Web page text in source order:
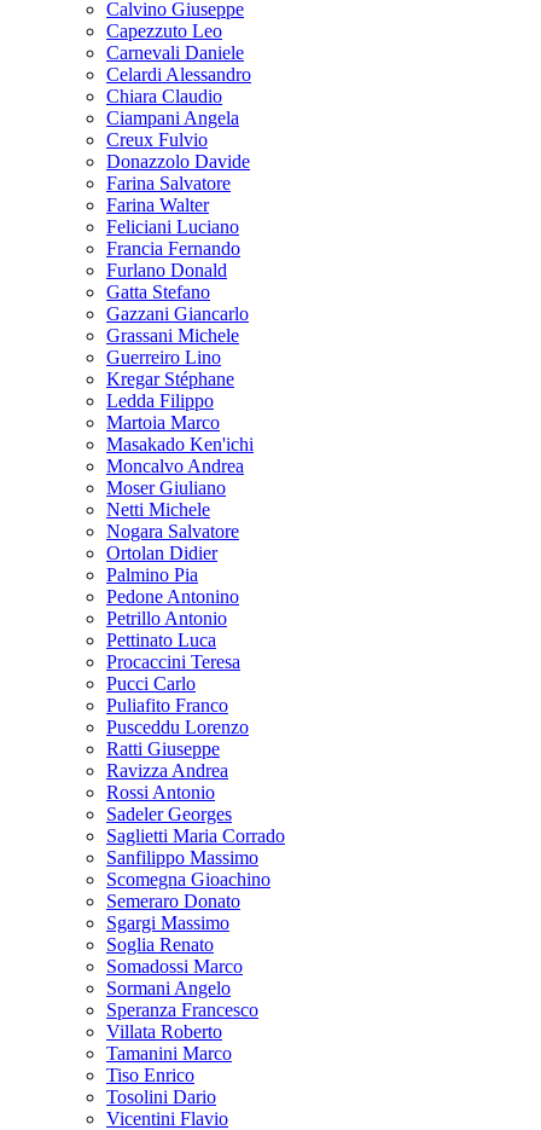
Calvino Giuseppe
Capezzuto Leo
Carnevali Daniele
Celardi Alessandro
Chiara Claudio
Ciampani Angela
Creux Fulvio
Donazzolo Davide
Farina Salvatore
Farina Walter
Feliciani Luciano
Francia Fernando
Furlano Donald
Gatta Stefano
Gazzani Giancarlo
Grassani Michele
Guerreiro Lino
Kregar Stéphane
Ledda Filippo
Martoia Marco
Masakado Ken'ichi
Moncalvo Andrea
Moser Giuliano
Netti Michele
Nogara Salvatore
Ortolan Didier
Palmino Pia
Pedone Antonino
Petrillo Antonio
Pettinato Luca
Procaccini Teresa
Pucci Carlo
Puliafito Franco
Pusceddu Lorenzo
Ratti Giuseppe
Ravizza Andrea
Rossi Antonio
Sadeler Georges
Saglietti Maria Corrado
Sanfilippo Massimo
Scomegna Gioachino
Semeraro Donato
Sgargi Massimo
Soglia Renato
Somadossi Marco
Sormani Angelo
Speranza Francesco
Villata Roberto
Tamanini Marco
Tiso Enrico
Tosolini Dario
Vicentini Flavio